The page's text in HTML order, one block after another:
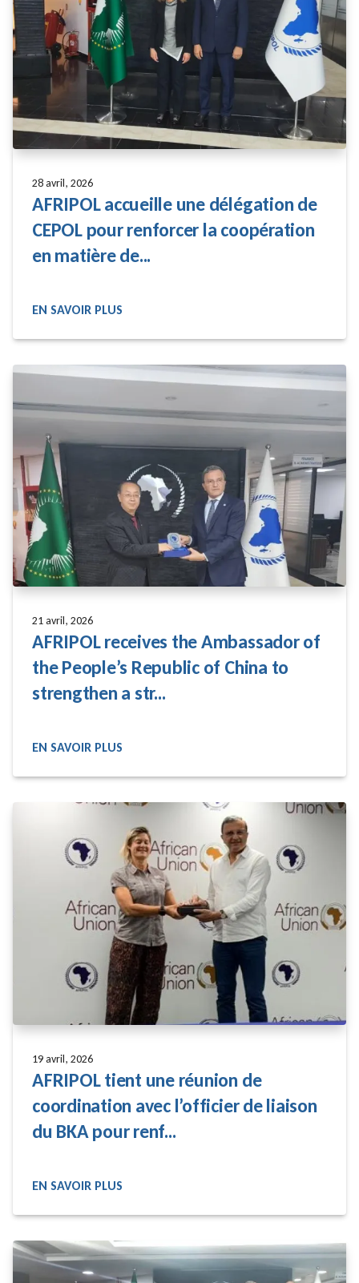
28 avril, 2026
AFRIPOL accueille une délégation de
CEPOL pour renforcer la coopération
en matière de...
READ MORE
EN SAVOIR PLUS
21 avril, 2026
AFRIPOL receives the Ambassador of
the People’s Republic of China to
strengthen a str...
READ MORE
EN SAVOIR PLUS
19 avril, 2026
AFRIPOL tient une réunion de
coordination avec l’officier de liaison
du BKA pour renf...
READ MORE
EN SAVOIR PLUS